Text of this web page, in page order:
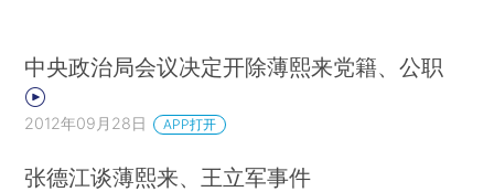
中央政治局会议决定开除薄熙来党籍、公职
2012年09月28日 APP打开
张德江谈薄熙来、王立军事件